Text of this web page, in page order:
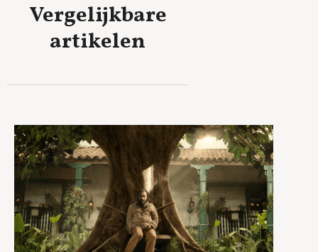
Vergelijkbare
artikelen